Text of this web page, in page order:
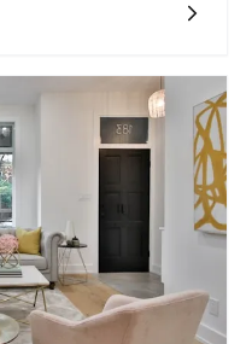
skutków ubocznych. Te
nowotworowych, co w
stosowania tradycyjnych
podejmowane w
często uwzględniają
które są bardziej precyzyjne
onkologiczne w
a zarazem mniej
wiedzy oraz innowacyjne
co pomaga
przy mniejszych